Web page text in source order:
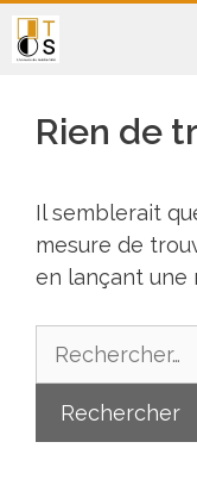
Aller
au
Rien de
Il semblerait
mesure de
en lançant une
Rechercher :